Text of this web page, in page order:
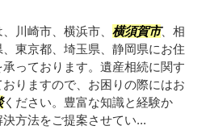
川崎市、横浜市、 横須賀市、相
東京都、埼玉県、静岡県にお住
承っております。遺産相続に関す
りますので、お困りの際にはお
ください。豊富な知識と経験か
方法をご提案させてい...